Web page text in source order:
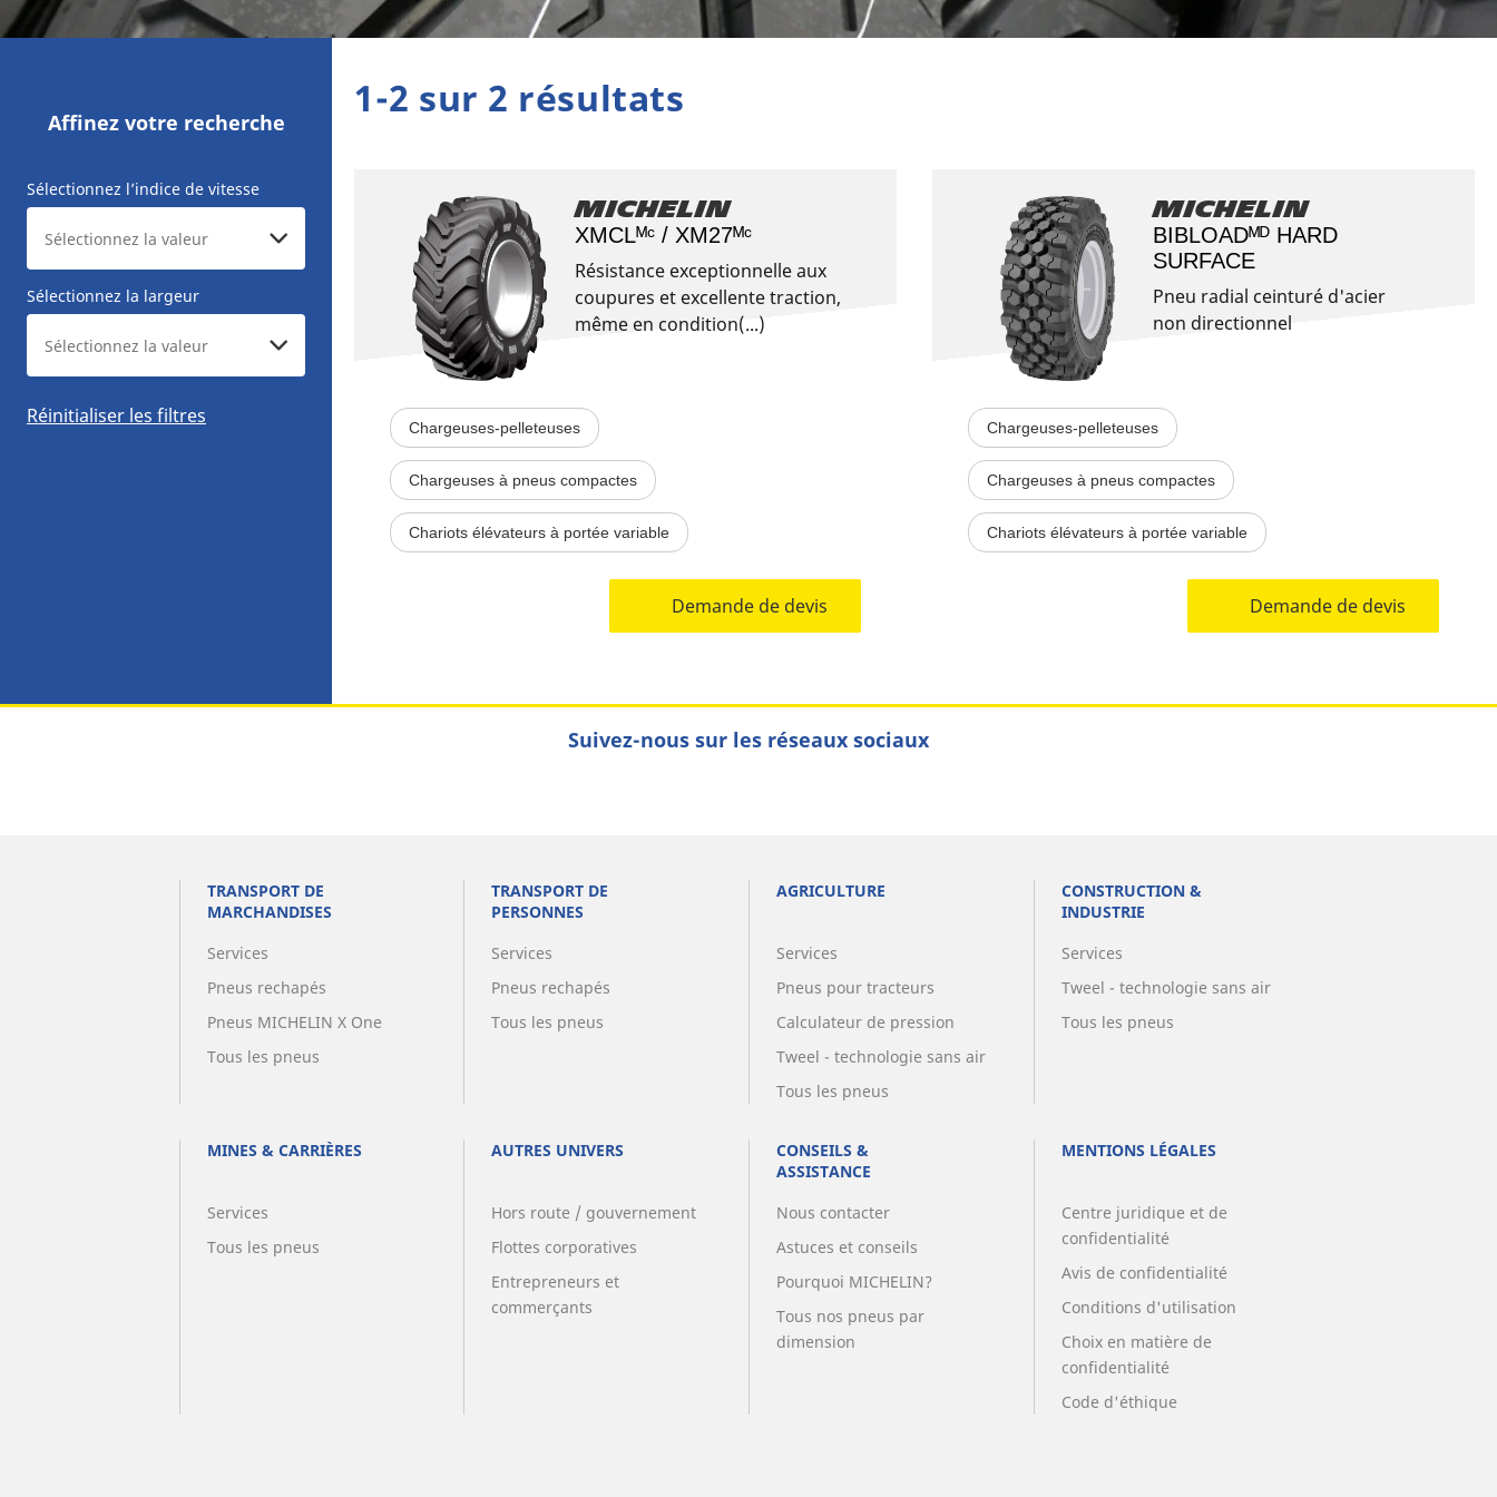
Aviation
Affinez votre recherche
Sélectionnez l’indice de vitesse
Sélectionnez la largeur
Réinitialiser les filtres
1-2 sur 2 résultats
Michelin
XMCLᴹᶜ / XM27ᴹᶜ
Résistance exceptionnelle aux
coupures et excellente traction,
même en condition(...)
Chargeuses-pelleteuses
Chargeuses à pneus compactes
Chariots élévateurs à portée variable
Demande de devis
Michelin
BIBLOADᴹᴰ HARD
SURFACE​
Pneu radial ceinturé d'acier
non directionnel
Chargeuses-pelleteuses
Chargeuses à pneus compactes
Chariots élévateurs à portée variable
Demande de devis
Suivez-nous sur les réseaux sociaux
TRANSPORT DE
MARCHANDISES
Services
Pneus rechapés
Pneus MICHELIN X One
Tous les pneus
TRANSPORT DE
PERSONNES
Services
Pneus rechapés
Tous les pneus
AGRICULTURE
Services
Pneus pour tracteurs
Calculateur de pression
Tweel - technologie sans air
Tous les pneus
CONSTRUCTION &
INDUSTRIE
Services
Tweel - technologie sans air
Tous les pneus
MINES & CARRIÈRES
Services
Tous les pneus
AUTRES UNIVERS
Hors route / gouvernement
Flottes corporatives
Entrepreneurs et
commerçants
CONSEILS &
ASSISTANCE
Nous contacter
Astuces et conseils
Pourquoi MICHELIN?
Tous nos pneus par
dimension
MENTIONS LÉGALES
Centre juridique et de
confidentialité
Avis de confidentialité
Conditions d'utilisation
Choix en matière de
confidentialité
Code d'éthique